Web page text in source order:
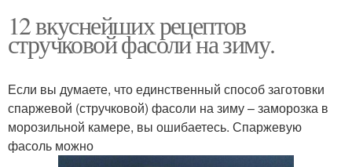
12 вкуснейших рецептов
стручковой фасоли на зиму.
Если вы думаете, что единственный способ заготовки
спаржевой (стручковой) фасоли на зиму – заморозка в
морозильной камере, вы ошибаетесь. Спаржевую
фасоль можно